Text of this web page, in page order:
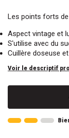
Les points forts
Aspect vintage et
S'utilise avec du
Cuillère doseuse
Voir le descriptif